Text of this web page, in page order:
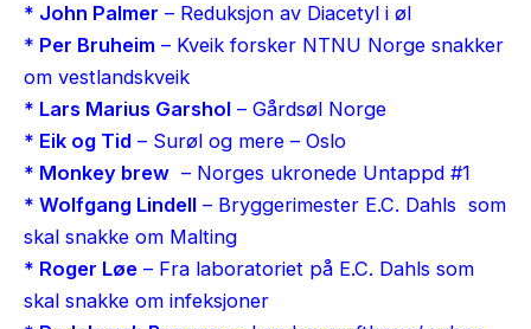
* John Palmer – Reduksjon av Diacetyl i øl
* Per Bruheim – Kveik forsker NTNU Norge snakker
om vestlandskveik
* Lars Marius Garshol – Gårdsøl Norge
* Eik og Tid – Surøl og mere – Oslo
* Monkey brew – Norges ukronede Untappd #1
* Wolfgang Lindell – Bryggerimester E.C. Dahls som
skal snakke om Malting
* Roger Løe – Fra laboratoriet på E.C. Dahls som
skal snakke om infeksjoner